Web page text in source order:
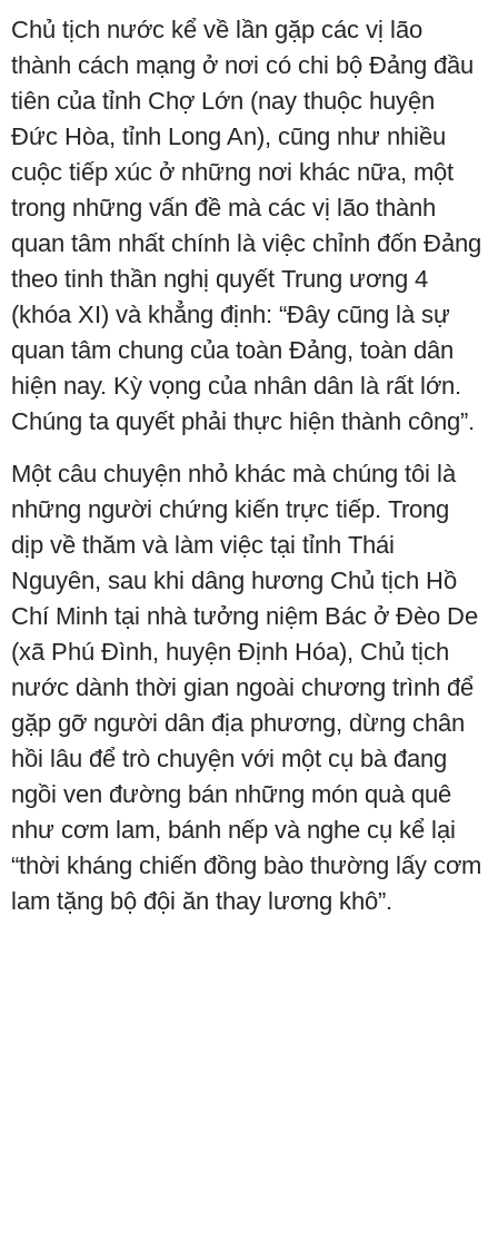
Chủ tịch nước kể về lần gặp các vị lão
thành cách mạng ở nơi có chi bộ Đảng đầu
tiên của tỉnh Chợ Lớn (nay thuộc huyện
Đức Hòa, tỉnh Long An), cũng như nhiều
cuộc tiếp xúc ở những nơi khác nữa, một
trong những vấn đề mà các vị lão thành
quan tâm nhất chính là việc chỉnh đốn Đảng
theo tinh thần nghị quyết Trung ương 4
(khóa XI) và khẳng định: “Đây cũng là sự
quan tâm chung của toàn Đảng, toàn dân
hiện nay. Kỳ vọng của nhân dân là rất lớn.
Chúng ta quyết phải thực hiện thành công”.
Một câu chuyện nhỏ khác mà chúng tôi là
những người chứng kiến trực tiếp. Trong
dịp về thăm và làm việc tại tỉnh Thái
Nguyên, sau khi dâng hương Chủ tịch Hồ
Chí Minh tại nhà tưởng niệm Bác ở Đèo De
(xã Phú Đình, huyện Định Hóa), Chủ tịch
nước dành thời gian ngoài chương trình để
gặp gỡ người dân địa phương, dừng chân
hồi lâu để trò chuyện với một cụ bà đang
ngồi ven đường bán những món quà quê
như cơm lam, bánh nếp và nghe cụ kể lại
“thời kháng chiến đồng bào thường lấy cơm
lam tặng bộ đội ăn thay lương khô”.